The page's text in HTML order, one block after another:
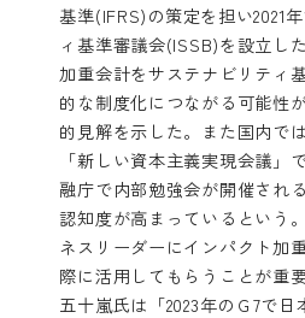
基準(IFRS)の策定を担い2021
ィ基準審議会(ISSB)を設立し
加重会計をサステナビリティ
的な制度化につながる可能性
的見解を示した。また国内で
「新しい資本主義実現会議」
融庁で内部勉強会が開催され
認知度が高まっているという
ネスリーダーにインパクト加
際に活用してもらうことが重要
五十嵐氏は「2023年のＧ7で